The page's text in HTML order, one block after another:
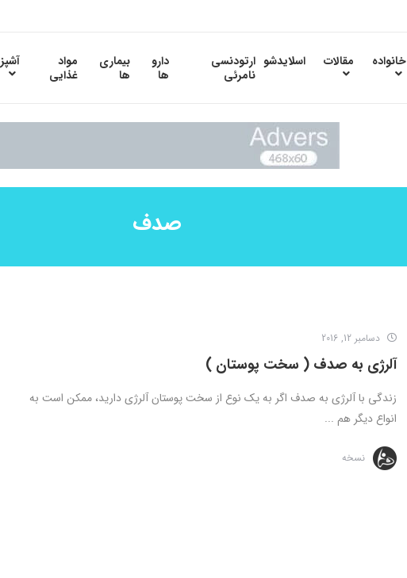
خانواده مقالات اسلایدشو ارتودنسی
نامرئی
دارو
ها
بیماری
ها
مواد
غذایی
صدف
دسامبر 12, 2016
آلرژی به صدف ( سخت پوستان )
زندگی با آلرژی به صدف اگر به یک نوع از سخت پوستان آلرژی دارید، ممکن است به
انواع دیگر هم ...
نسخه